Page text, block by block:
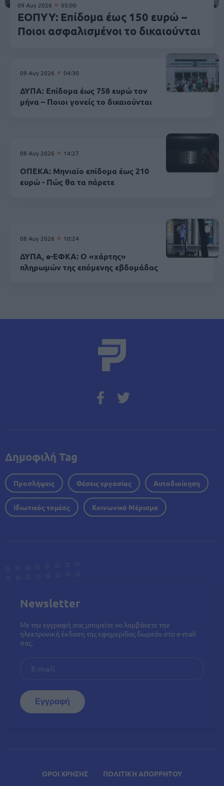
09 Αυγ 2026 05:00
ΕΟΠΥΥ: Επίδομα έως 150 ευρώ –
Ποιοι ασφαλισμένοι το δικαιούνται
09 Αυγ 2026 04:30
ΔΥΠΑ: Επίδομα έως 758 ευρώ τον
μήνα – Ποιοι γονείς το δικαιούνται
08 Αυγ 2026 14:27
ΟΠΕΚΑ: Μηνιαίο επίδομα έως 210
ευρώ - Πώς θα τα πάρετε
08 Αυγ 2026 10:24
ΔΥΠΑ, e-ΕΦΚΑ: Ο «χάρτης»
πληρωμών της επόμενης εβδομάδας
ΟΡΟΙ ΧΡΗΣΗΣ
ΠΟΛΙΤΙΚΗ ΑΠΟΡΡΗΤΟΥ
Δημοφιλή Tag
Προσλήψεις Θέσεις εργασίας Αυτοδιοίκηση
Ιδιωτικός τομέας Κοινωνικό Μέρισμα
Newsletter
Με την εγγραφή σας μπορείτε να λαμβάνετε την
ηλεκτρονική έκδοση της εφημερίδας δωρεάν στο e-mail
σας.